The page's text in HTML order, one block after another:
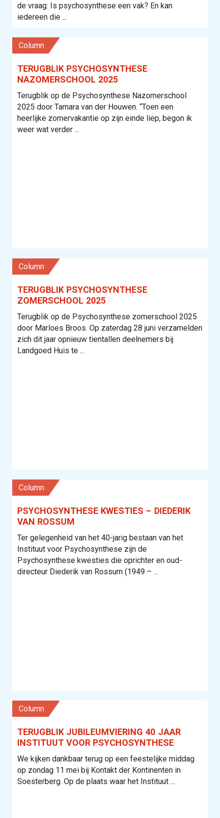
de vraag: Is psychosynthese een vak? En kan
iedereen die ...
column
TERUGBLIK PSYCHOSYNTHESE
NAZOMERSCHOOL 2025
Terugblik op de Psychosynthese Nazomerschool
2025 door Tamara van der Houwen. “Toen een
heerlijke zomervakantie op zijn einde liep, begon ik
weer wat verder ...
column
TERUGBLIK PSYCHOSYNTHESE
ZOMERSCHOOL 2025
Terugblik op de Psychosynthese zomerschool 2025
door Marloes Broos. Op zaterdag 28 juni verzamelden
zich dit jaar opnieuw tientallen deelnemers bij
Landgoed Huis te ...
column
PSYCHOSYNTHESE KWESTIES – DIEDERIK
VAN ROSSUM
Ter gelegenheid van het 40-jarig bestaan van het
Instituut voor Psychosynthese zijn de
Psychosynthese kwesties die oprichter en oud-
directeur Diederik van Rossum (1949 – ...
column
TERUGBLIK JUBILEUMVIERING 40 JAAR
INSTITUUT VOOR PSYCHOSYNTHESE
We kijken dankbaar terug op een feestelijke middag
op zondag 11 mei bij Kontakt der Kontinenten in
Soesterberg. Op de plaats waar het Instituut ...